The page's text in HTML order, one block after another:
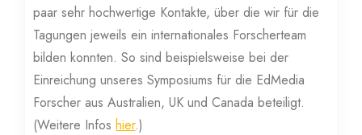
paar sehr hochwertige Kontakte, über die wir für die
Tagungen jeweils ein internationales Forscherteam
bilden konnten. So sind beispielsweise bei der
Einreichung unseres Symposiums für die EdMedia
Forscher aus Australien, UK und Canada beteiligt.
(Weitere Infoshier.)